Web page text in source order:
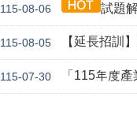
115-08-06 試題
115-08-05 【延長招訓】
115-07-30 「115年度